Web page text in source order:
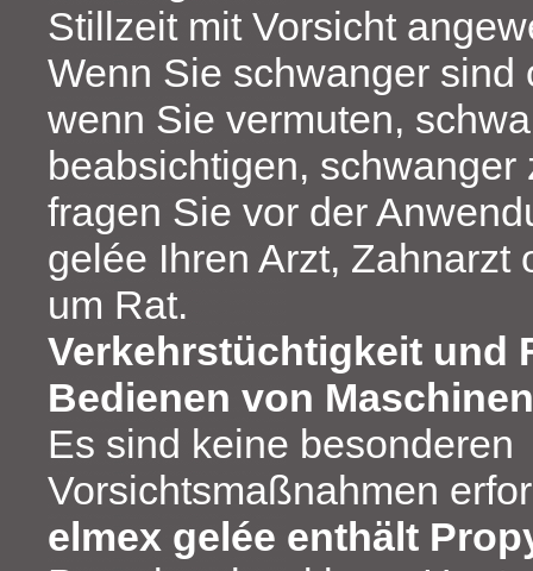
Stillzeit mit Vorsicht
Wenn Sie schwanger sind
wenn Sie vermuten,
beabsichtigen, schwanger
fragen Sie vor der
gelée Ihren Arzt, Zahnarzt
um Rat.
Verkehrstüchtigkeit und
Bedienen von Maschinen
Es sind keine besonderen
Vorsichtsmaßnahmen
elmex gelée enthält